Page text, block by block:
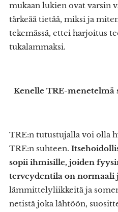
mukaan lukien ovat varsin
tärkeää tietää, miksi ja
tekemässä, ettei harjoitus
tukalammaksi.
Kenelle TRE-menetelmä
TRE:n tutustujalla voi olla
TRE:n suhteen.
sopii ihmisille, joiden
terveydentila on normaali
lämmittelyliikkeitä ja
netistä joka lähtöön,